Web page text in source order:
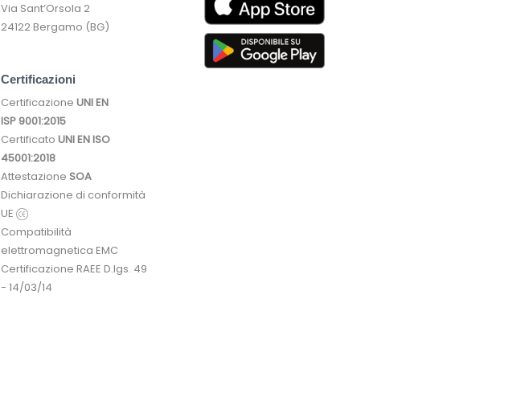
Via Sant’Orsola 2
24122 Bergamo (BG)
Certificazioni
Certificazione UNI EN
ISP 9001:2015
Certificato UNI EN ISO
45001:2018
Attestazione SOA
Dichiarazione di conformità
UE
Compatibilità
elettromagnetica EMC
Certificazione RAEE D.lgs. 49
- 14/03/14